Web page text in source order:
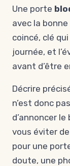
Une porte
avec la
coincé, clé
journée, et
avant d’être
Décrire
n’est donc
d’annoncer
vous éviter
pour une
doute, une